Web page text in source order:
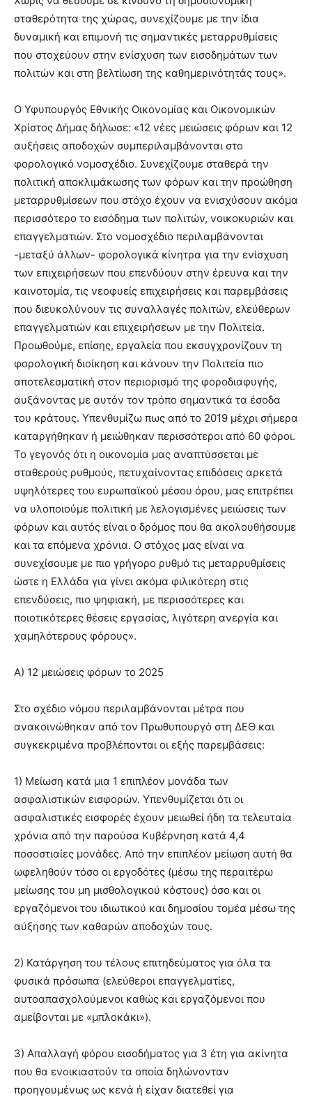
σταθερότητα της χώρας, συνεχίζουμε με την ίδια
δυναμική και επιμονή τις σημαντικές μεταρρυθμίσεις
που στοχεύουν στην ενίσχυση των εισοδημάτων των
πολιτών και στη βελτίωση της καθημερινότητάς τους».
Ο Υφυπουργός Εθνικής Οικονομίας και Οικονομικών
Χρίστος Δήμας δήλωσε: «12 νέες μειώσεις φόρων και 12
αυξήσεις αποδοχών συμπεριλαμβάνονται στο
φορολογικό νομοσχέδιο. Συνεχίζουμε σταθερά την
πολιτική αποκλιμάκωσης των φόρων και την προώθηση
μεταρρυθμίσεων που στόχο έχουν να ενισχύσουν ακόμα
περισσότερο το εισόδημα των πολιτών, νοικοκυριών και
επαγγελματιών. Στο νομοσχέδιο περιλαμβάνονται
-μεταξύ άλλων- φορολογικά κίνητρα για την ενίσχυση
των επιχειρήσεων που επενδύουν στην έρευνα και την
καινοτομία, τις νεοφυείς επιχειρήσεις και παρεμβάσεις
που διευκολύνουν τις συναλλαγές πολιτών, ελεύθερων
επαγγελματιών και επιχειρήσεων με την Πολιτεία.
Προωθούμε, επίσης, εργαλεία που εκσυγχρονίζουν τη
φορολογική διοίκηση και κάνουν την Πολιτεία πιο
αποτελεσματική στον περιορισμό της φοροδιαφυγής,
αυξάνοντας με αυτόν τον τρόπο σημαντικά τα έσοδα
του κράτους. Υπενθυμίζω πως από το 2019 μέχρι σήμερα
καταργήθηκαν ή μειώθηκαν περισσότεροι από 60 φόροι.
Το γεγονός ότι η οικονομία μας αναπτύσσεται με
σταθερούς ρυθμούς, πετυχαίνοντας επιδόσεις αρκετά
υψηλότερες του ευρωπαϊκού μέσου όρου, μας επιτρέπει
να υλοποιούμε πολιτική με λελογισμένες μειώσεις των
φόρων και αυτός είναι ο δρόμος που θα ακολουθήσουμε
και τα επόμενα χρόνια. Ο στόχος μας είναι να
συνεχίσουμε με πιο γρήγορο ρυθμό τις μεταρρυθμίσεις
ώστε η Ελλάδα για γίνει ακόμα φιλικότερη στις
επενδύσεις, πιο ψηφιακή, με περισσότερες και
ποιοτικότερες θέσεις εργασίας, λιγότερη ανεργία και
χαμηλότερους φόρους».
Α) 12 μειώσεις φόρων το 2025
Στο σχέδιο νόμου περιλαμβάνονται μέτρα που
ανακοινώθηκαν από τον Πρωθυπουργό στη ΔΕΘ και
συγκεκριμένα προβλέπονται οι εξής παρεμβάσεις:
1) Μείωση κατά μια 1 επιπλέον μονάδα των
ασφαλιστικών εισφορών. Υπενθυμίζεται ότι οι
ασφαλιστικές εισφορές έχουν μειωθεί ήδη τα τελευταία
χρόνια από την παρούσα Κυβέρνηση κατά 4,4
ποσοστιαίες μονάδες. Από την επιπλέον μείωση αυτή θα
ωφεληθούν τόσο οι εργοδότες (μέσω της περαιτέρω
μείωσης του μη μισθολογικού κόστους) όσο και οι
εργαζόμενοι του ιδιωτικού και δημοσίου τομέα μέσω της
αύξησης των καθαρών αποδοχών τους.
2) Κατάργηση του τέλους επιτηδεύματος για όλα τα
φυσικά πρόσωπα (ελεύθεροι επαγγελματίες,
αυτοαπασχολούμενοι καθώς και εργαζόμενοι που
αμείβονται με «μπλοκάκι»).
3) Απαλλαγή φόρου εισοδήματος για 3 έτη για ακίνητα
που θα ενοικιαστούν τα οποία δηλώνονταν
προηγουμένως ως κενά ή είχαν διατεθεί για